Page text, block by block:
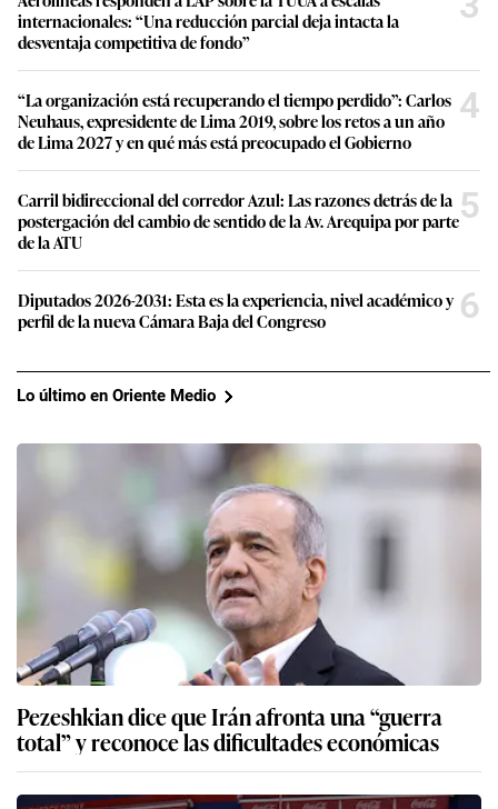
internacionales: “Una reducción parcial deja intacta la
desventaja competitiva de fondo”
“La organización está recuperando el tiempo perdido”: Carlos
Neuhaus, expresidente de Lima 2019, sobre los retos a un año
de Lima 2027 y en qué más está preocupado el Gobierno
4
Carril bidireccional del corredor Azul: Las razones detrás de la
postergación del cambio de sentido de la Av. Arequipa por parte
de la ATU
5
Diputados 2026-2031: Esta es la experiencia, nivel académico y
perfil de la nueva Cámara Baja del Congreso
6
Lo último en Oriente Medio
Pezeshkian dice que Irán afronta una “guerra
total” y reconoce las dificultades económicas